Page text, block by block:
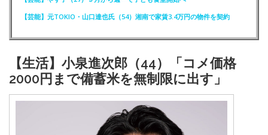
【芸能】元TOKIO・山口達也氏（54）湘南で家賃3.4万円の物件を契約
【生活】小泉進次郎（44）「コメ価格
2000円まで備蓄米を無制限に出す」